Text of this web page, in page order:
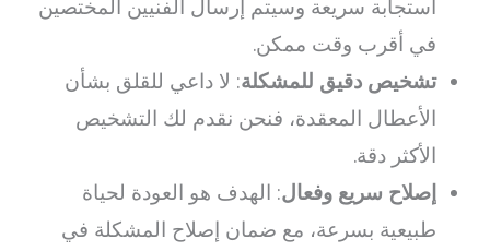
استجابة سريعة وسيتم إرسال الفنيين المختصين
في أقرب وقت ممكن.
تشخيص دقيق للمشكلة: لا داعي للقلق بشأن
الأعطال المعقدة، فنحن نقدم لك التشخيص
الأكثر دقة.
إصلاح سريع وفعال: الهدف هو العودة لحياة
طبيعية بسرعة، مع ضمان إصلاح المشكلة في